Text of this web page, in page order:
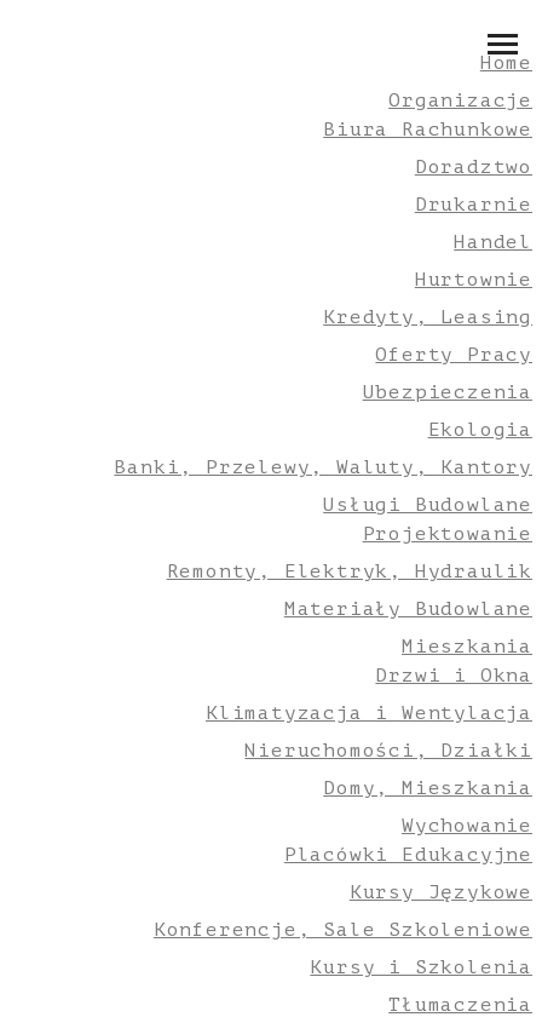
Home
Organizacje
Biura Rachunkowe
Doradztwo
Drukarnie
Handel
Hurtownie
Kredyty, Leasing
Oferty Pracy
Ubezpieczenia
Ekologia
Banki, Przelewy, Waluty, Kantory
Usługi Budowlane
Projektowanie
Remonty, Elektryk, Hydraulik
Materiały Budowlane
Mieszkania
Drzwi i Okna
Klimatyzacja i Wentylacja
Nieruchomości, Działki
Domy, Mieszkania
Wychowanie
Placówki Edukacyjne
Kursy Językowe
Konferencje, Sale Szkoleniowe
Kursy i Szkolenia
Tłumaczenia